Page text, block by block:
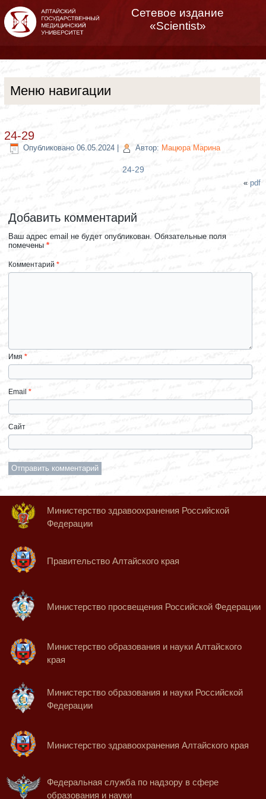
Сетевое издание
«Scientist»
Меню навигации
24-29
Опубликовано 06.05.2024 Автор: Мацюра Марина
24-29
«pdf
Добавить комментарий
Ваш адрес email не будет опубликован. Обязательные поля
помечены*
Комментарий*
Имя*
Email*
Сайт
Министерство здравоохранения Российской
Федерации
Правительство Алтайского края
Министерство просвещения Российской Федерации
Министерство образования и науки Алтайского
края
Министерство образования и науки Российской
Федерации
Министерство здравоохранения Алтайского края
Федеральная служба по надзору в сфере
образования и науки